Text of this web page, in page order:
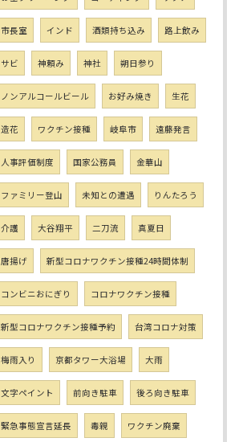
市長室 インド 酒類持ち込み 路上飲み
サビ 神頼み 神社 朔日参り
ノンアルコールビール お好み焼き 生花
造花 ワクチン接種 岐阜市 遠藤発言
人事評価制度 国家公務員 金華山
ファミリー登山 未知との遭遇 りんたろう
介護 大谷翔平 二刀流 真夏日
唐揚げ 新型コロナワクチン接種24時間体制
コンビニおにぎり コロナワクチン接種
新型コロナワクチン接種予約 台湾コロナ対策
梅雨入り 京都タワー大浴場 大雨
文字ペイント 前向き駐車 後ろ向き駐車
緊急事態宣言延長 毒親 ワクチン廃棄